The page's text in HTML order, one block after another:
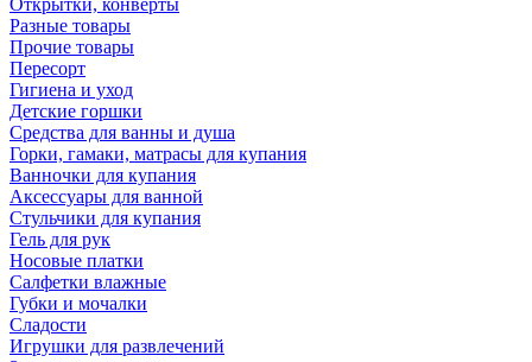
Открытки, конверты
Разные товары
Прочие товары
Пересорт
Гигиена и уход
Детские горшки
Средства для ванны и душа
Горки, гамаки, матрасы для купания
Ванночки для купания
Аксессуары для ванной
Стульчики для купания
Гель для рук
Носовые платки
Салфетки влажные
Губки и мочалки
Сладости
Игрушки для развлечений